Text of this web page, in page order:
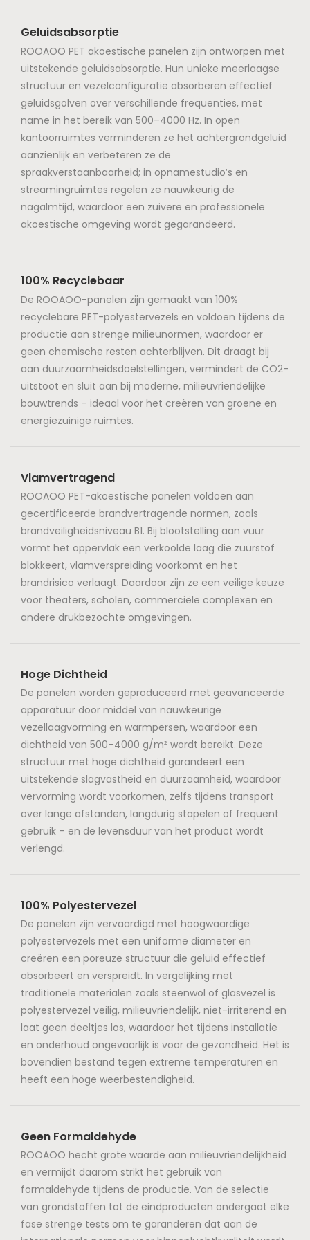
0,8-1,1. Ze worden niet
alleen gebruikt als
effectieve
geluidsisolerende
panelen, maar kunnen
ook dienen als
grondstof voor
fabrieken die houten
latten gebruiken voor de
productie van
akoestische panelen.
Geluidsabsorptie
ROOAOO PET akoestische panelen zijn ontworpen met
uitstekende geluidsabsorptie. Hun unieke meerlaagse
structuur en vezelconfiguratie absorberen effectief
geluidsgolven over verschillende frequenties, met
name in het bereik van 500–4000 Hz. In open
kantoorruimtes verminderen ze het achtergrondgeluid
aanzienlijk en verbeteren ze de
spraakverstaanbaarheid; in opnamestudio's en
streamingruimtes regelen ze nauwkeurig de
nagalmtijd, waardoor een zuivere en professionele
akoestische omgeving wordt gegarandeerd.
100% Recyclebaar
De ROOAOO-panelen zijn gemaakt van 100%
recyclebare PET-polyestervezels en voldoen tijdens de
productie aan strenge milieunormen, waardoor er
geen chemische resten achterblijven. Dit draagt ​​bij
aan duurzaamheidsdoelstellingen, vermindert de CO2-
uitstoot en sluit aan bij moderne, milieuvriendelijke
bouwtrends – ideaal voor het creëren van groene en
energiezuinige ruimtes.
Vlamvertragend
ROOAOO PET-akoestische panelen voldoen aan
gecertificeerde brandvertragende normen, zoals
brandveiligheidsniveau B1. Bij blootstelling aan vuur
vormt het oppervlak een verkoolde laag die zuurstof
blokkeert, vlamverspreiding voorkomt en het
brandrisico verlaagt. Daardoor zijn ze een veilige keuze
voor theaters, scholen, commerciële complexen en
andere drukbezochte omgevingen.
Hoge Dichtheid
De panelen worden geproduceerd met geavanceerde
apparatuur door middel van nauwkeurige
vezellaagvorming en warmpersen, waardoor een
dichtheid van 500–4000 g/m² wordt bereikt. Deze
structuur met hoge dichtheid garandeert een
uitstekende slagvastheid en duurzaamheid, waardoor
vervorming wordt voorkomen, zelfs tijdens transport
over lange afstanden, langdurig stapelen of frequent
gebruik – en de levensduur van het product wordt
verlengd.
100% Polyestervezel
De panelen zijn vervaardigd met hoogwaardige
polyestervezels met een uniforme diameter en
creëren een poreuze structuur die geluid effectief
absorbeert en verspreidt. In vergelijking met
traditionele materialen zoals steenwol of glasvezel is
polyestervezel veilig, milieuvriendelijk, niet-irriterend en
laat geen deeltjes los, waardoor het tijdens installatie
en onderhoud ongevaarlijk is voor de gezondheid. Het is
bovendien bestand tegen extreme temperaturen en
heeft een hoge weerbestendigheid.
Geen Formaldehyde
ROOAOO hecht grote waarde aan milieuvriendelijkheid
en vermijdt daarom strikt het gebruik van
formaldehyde tijdens de productie. Van de selectie
van grondstoffen tot de eindproducten ondergaat elke
fase strenge tests om te garanderen dat aan de